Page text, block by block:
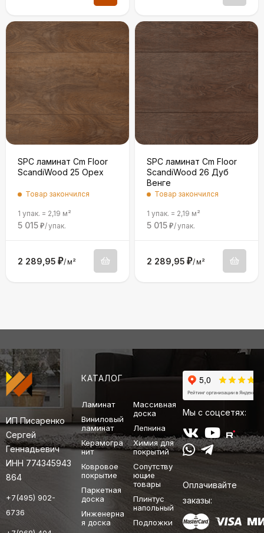
SPC ламинат Cm Floor
ScandiWood 25 Орех
Товар закончился
1 упак. = 2,19 м²
5 015 ₽/упак.
2 289,95 ₽/м²
SPC ламинат Cm Floor
ScandiWood 26 Дуб
Венге
Товар закончился
1 упак. = 2,19 м²
5 015 ₽/упак.
2 289,95 ₽/м²
ИП Писаренко
Сергей
Геннадьевич
ИНН 774345943
864
+7(495) 902-
6736
КАТАЛОГ
Ламинат
Виниловый
ламинат
Керамогра
нит
Ковровое
покрытие
Паркетная
доска
Инженерна
я доска
Массивная
доска
Лепнина
Химия для
покрытий
Сопутству
ющие
товары
Плинтус
напольный
Подложки
Мы с соцсетях:
Оплачивайте
заказы: